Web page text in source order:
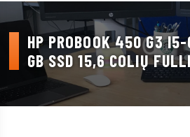
HP PROBOOK 450 G3
GB SSD 15,6 COLIŲ